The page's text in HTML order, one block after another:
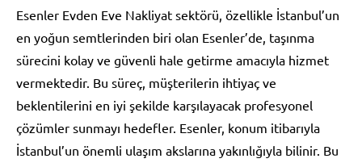
Esenler Evden Eve Nakliyat sektörü, özellikle İstanbul’un
en yoğun semtlerinden biri olan Esenler’de, taşınma
sürecini kolay ve güvenli hale getirme amacıyla hizmet
vermektedir. Bu süreç, müşterilerin ihtiyaç ve
beklentilerini en iyi şekilde karşılayacak profesyonel
çözümler sunmayı hedefler. Esenler, konum itibarıyla
İstanbul’un önemli ulaşım akslarına yakınlığıyla bilinir. Bu